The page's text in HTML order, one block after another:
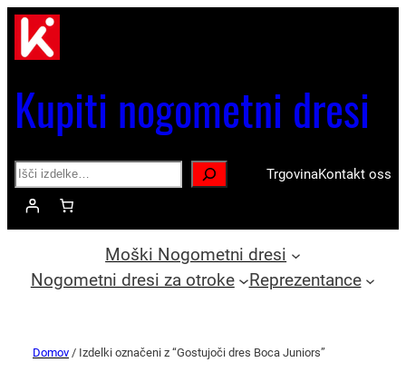
Kupiti nogometni dresi
Search TrgovinaKontakt oss
Moški Nogometni dresi
Nogometni dresi za otroke
Reprezentance
Domov / Izdelki označeni z “Gostujoči dres Boca Juniors”